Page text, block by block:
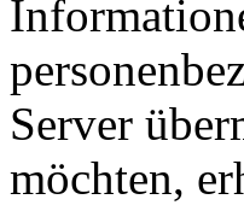
Server
möchten,